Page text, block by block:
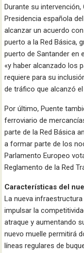
Durante su
Presidencia española
alcanzar un acuerdo
puerto a la Red Básica,
puerto de Santander en
«y haber alcanzado los
requiere para su
de tráfico que alcanzó
Por último, Puente
ferroviario de
parte de la Red Básica
a formar parte de los
Parlamento Europeo
Reglamento de la Red
Características del
La nueva
impulsar la
atraque y aumentando
nuevo muelle permitirá
líneas regulares de